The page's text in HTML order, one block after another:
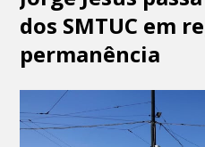
dos SMTUC em
permanência